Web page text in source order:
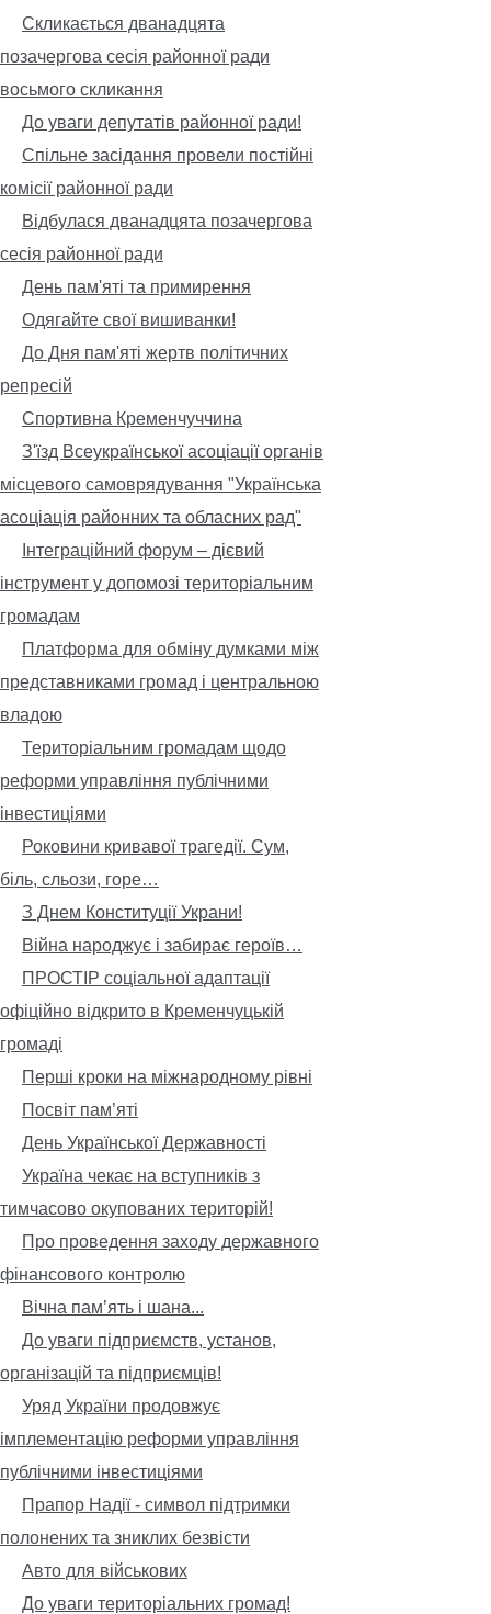
Скликається дванадцята
позачергова сесія районної ради
восьмого скликання
До уваги депутатів районної ради!
Спільне засідання провели постійні
комісії районної ради
Відбулася дванадцята позачергова
сесія районної ради
День пам'яті та примирення
Одягайте свої вишиванки!
До Дня пам'яті жертв політичних
репресій
Спортивна Кременчуччина
З'їзд Всеукраїнської асоціації органів
місцевого самоврядування "Українська
асоціація районних та обласних рад"
Інтеграційний форум – дієвий
інструмент у допомозі територіальним
громадам
Платформа для обміну думками між
представниками громад і центральною
владою
Територіальним громадам щодо
реформи управління публічними
інвестиціями
Роковини кривавої трагедії. Сум,
біль, сльози, горе…
З Днем Конституції Украни!
Війна народжує і забирає героїв…
ПРОСТІР соціальної адаптації
офіційно відкрито в Кременчуцькій
громаді
Перші кроки на міжнародному рівні
Посвіт пам’яті
День Української Державності
Україна чекає на вступників з
тимчасово окупованих територій!
Про проведення заходу державного
фінансового контролю
Вічна пам’ять і шана...
До уваги підприємств, установ,
організацій та підприємців!
Уряд України продовжує
імплементацію реформи управління
публічними інвестиціями
Прапор Надії - символ підтримки
полонених та зниклих безвісти
Авто для військових
До уваги територіальних громад!